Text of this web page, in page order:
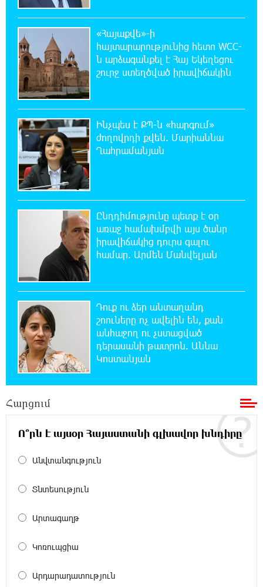
նեղուցը, եթե ԱՄՆ-ն ընդունի
հանրապետության պայմանները
18:21:30 8-08-2026
Երևանում անցկացվել է հաշմանդամություն
ունեցող անձանց միջազգային մարզական
փառատոն
18:02:58 8-08-2026
Դմիտրի Մեդվեդև. Արևմուտքի
քաղաքականությունը Հայաստանի
նկատմամբ կրկնում է վրացական սցենարը
17:36:59 8-08-2026
Ադրբեջանցիների բնակեցումը
Հայաստանում լուրջ վտանգներ է
պարունակում. Ավետիք Չալաբյան
17:28:45 8-08-2026
«Հայաքվե»-ի հայտարարությունից հետո
WCC-ն արձագանքել է Հայ Եկեղեցու շուրջ
ստեղծված իրավիճակին
16:58:38 8-08-2026
«Շտապ հաստատեք քարտի տվյալները»․
IDBank-ը զգուշացնում է հյուրանոցների
ամրագրման հետ կապված զեղծարարությունների մասին
«Սմայլ Սվիթ»-ի զարգացման ճանապարհը
Ինչպես է ՔՊ-ն «հարգում» ժողովրդի քվեն.
Ընդդիմությունը պետք է օր առաջ
«Հայաքվե»-ի
հայտարարությունից հետո WCC-
ն արձագանքել է Հայ Եկեղեցու
շուրջ ստեղծված իրավիճակին
Ինչպես է ՔՊ-ն «հարգում»
ժողովրդի քվեն. Մարիաննա
Ղահրամանյան
Ընդդիմությունը պետք է օր
առաջ համախմբվի այս ծանր
իրավիճակից դուրս գալու
համար. Արմեն Մանվելյան
Դուք ու ձեր անտաղանդ
շոուները ոչ ավելին են, քան
անհաջող ու չստացված
դերասանի թատրոն. Աննա
Կոստանյան
Հարցում
Ո՞րն է այսօր Հայաստանի գլխավոր խնդիրը
Անվտանգություն
Տնտեսություն
Արտագաղթ
Կոռուպցիա
Արդարադատություն